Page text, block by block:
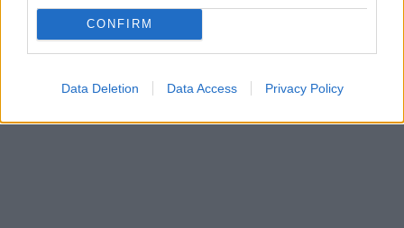
CONFIRM
Data Deletion Data Access Privacy Policy